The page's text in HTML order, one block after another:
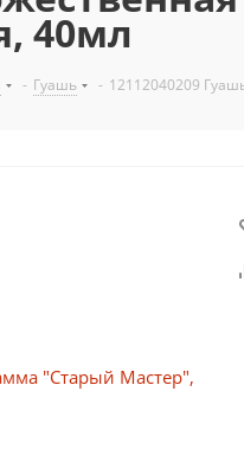
40мл
- Гуашь - 12112040209